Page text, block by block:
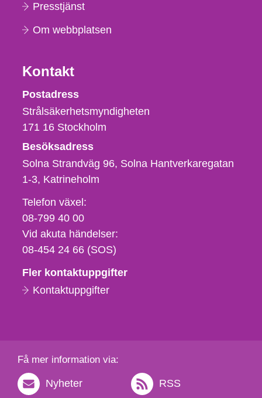
Presstjänst
Om webbplatsen
Kontakt
Strålsäkerhetsmyndigheten
Postadress
Strålsäkerhetsmyndigheten
171 16 Stockholm
Besöksadress
Solna Strandväg 96, Solna Hantverkaregatan
1-3 Katrineholm
Telefon,
fax
och
e-
Telefon växel:
08-799 40 00
Vid akuta händelser:
08-454 24 66 (SOS)
Fler kontaktuppgifter
Kontaktuppgifter
Få mer information via:
Nyheter RSS